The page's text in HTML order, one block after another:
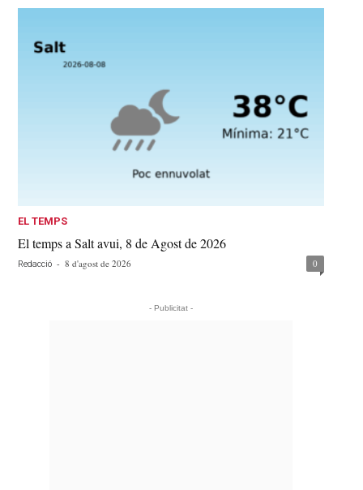
EL TEMPS
El temps a Salt avui, 8 de Agost de 2026
Redacció - 8 d'agost de 2026 0
- Publicitat -